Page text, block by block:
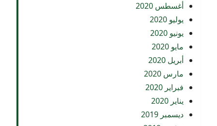
أغسطس 2020
يوليو 2020
يونيو 2020
مايو 2020
أبريل 2020
مارس 2020
فبراير 2020
يناير 2020
ديسمبر 2019